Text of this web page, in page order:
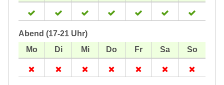
Abend (17-21 Uhr)